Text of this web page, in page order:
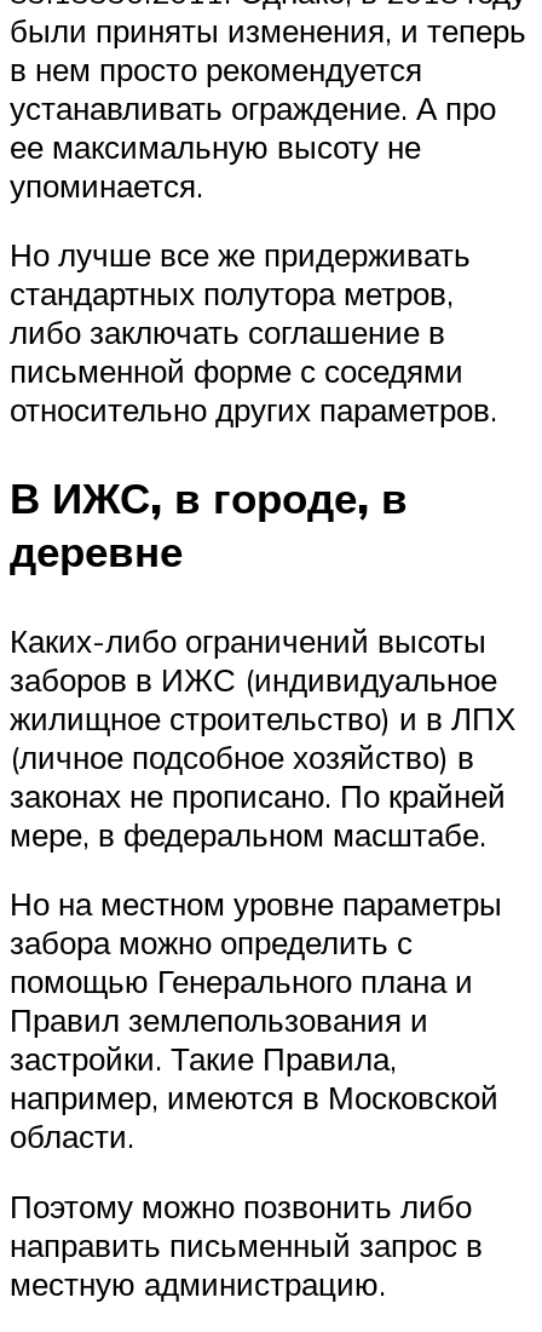
были приняты изменения, и теперь
в нем просто рекомендуется
устанавливать ограждение. А про
ее максимальную высоту не
упоминается.
Но лучше все же придерживать
стандартных полутора метров,
либо заключать соглашение в
письменной форме с соседями
относительно других параметров.
В ИЖС, в городе, в
деревне
Каких-либо ограничений высоты
заборов в ИЖС (индивидуальное
жилищное строительство) и в ЛПХ
(личное подсобное хозяйство) в
законах не прописано. По крайней
мере, в федеральном масштабе.
Но на местном уровне параметры
забора можно определить с
помощью Генерального плана и
Правил землепользования и
застройки. Такие Правила,
например, имеются в Московской
области.
Поэтому можно позвонить либо
направить письменный запрос в
местную администрацию.